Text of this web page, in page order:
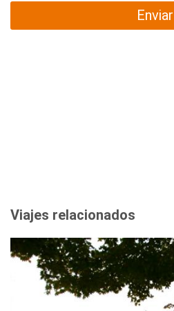
Enviar
Viajes relacionados